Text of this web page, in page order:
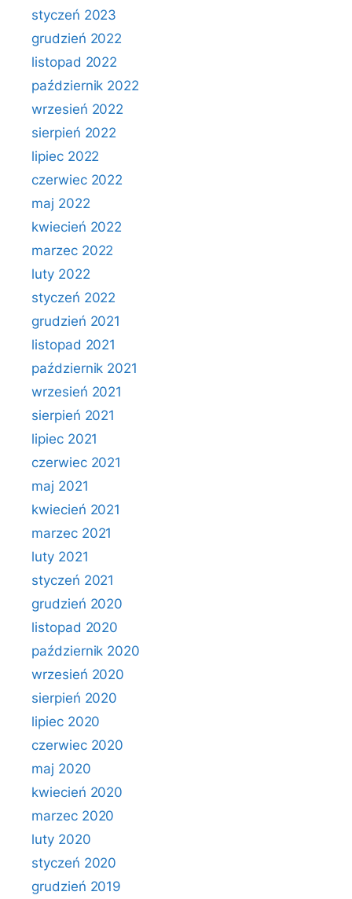
styczeń 2023
grudzień 2022
listopad 2022
październik 2022
wrzesień 2022
sierpień 2022
lipiec 2022
czerwiec 2022
maj 2022
kwiecień 2022
marzec 2022
luty 2022
styczeń 2022
grudzień 2021
listopad 2021
październik 2021
wrzesień 2021
sierpień 2021
lipiec 2021
czerwiec 2021
maj 2021
kwiecień 2021
marzec 2021
luty 2021
styczeń 2021
grudzień 2020
listopad 2020
październik 2020
wrzesień 2020
sierpień 2020
lipiec 2020
czerwiec 2020
maj 2020
kwiecień 2020
marzec 2020
luty 2020
styczeń 2020
grudzień 2019